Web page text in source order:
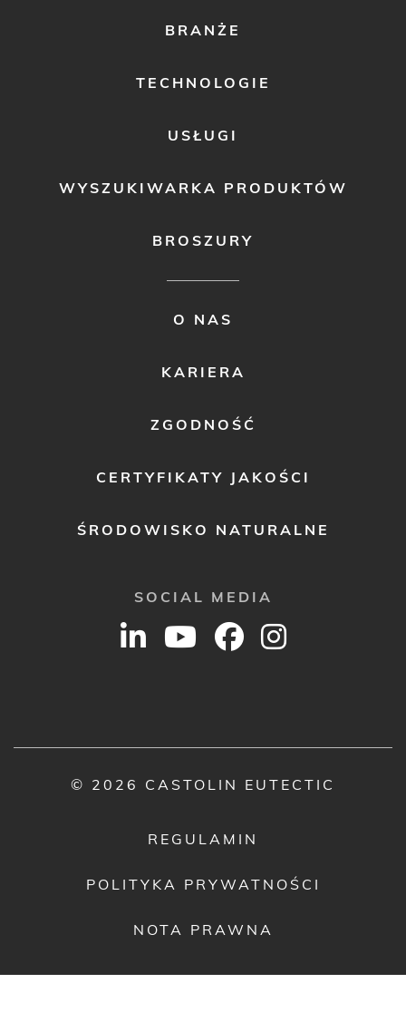
BRANŻE
TECHNOLOGIE
USŁUGI
WYSZUKIWARKA PRODUKTÓW
BROSZURY
O NAS
KARIERA
ZGODNOŚĆ
CERTYFIKATY JAKOŚCI
ŚRODOWISKO NATURALNE
SOCIAL MEDIA
© 2026 CASTOLIN EUTECTIC
REGULAMIN
POLITYKA PRYWATNOŚCI
NOTA PRAWNA